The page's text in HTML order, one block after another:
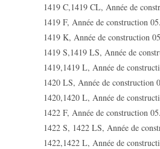
1419 C,1419 CL, Année de
1419 F, Année de construction
1419 K, Année de construction
1419 S,1419 LS, Année de
1419,1419 L, Année de
1420 LS, Année de construction
1420,1420 L, Année de
1422 F, Année de construction
1422 S, 1422 LS, Année de
1422,1422 L, Année de